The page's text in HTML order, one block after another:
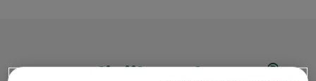
Beneficiile DulcoLax®